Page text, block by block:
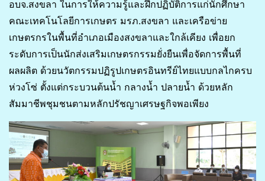
อบจ.สงขลา ในการให้ความรู้และฝึกปฏิบัติการแก่นักศึกษา
คณะเทคโนโลยีการเกษตร มรภ.สงขลา และเครือข่าย
เกษตรกรในพื้นที่อำเภอเมืองสงขลาและใกล้เคียง เพื่อยก
ระดับการเป็นนักส่งเสริมเกษตรกรรมยั่งยืนเพื่อจัดการพื้นที่
ผลผลิต ด้วยนวัตกรรมปฏิรูปเกษตรอินทรีย์ไทยแบบกลไกครบ
ห่วงโซ่ ตั้งแต่กระบวนต้นน้ำ กลางน้ำ ปลายน้ำ ด้วยหลัก
สัมมาชีพชุมชนตามหลักปรัชญาเศรษฐกิจพอเพียง